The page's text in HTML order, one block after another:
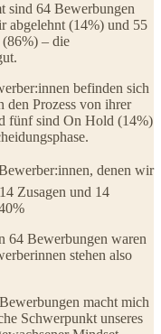
sind 64 Bewerbungen
abgelehnt (14%) und 55
(86%) – die
befinden sich
den Prozess von ihrer
fünf sind On Hold (14%)
denen wir
Zusagen und 14
64 Bewerbungen waren
stehen also
macht mich
Schwerpunkt unseres